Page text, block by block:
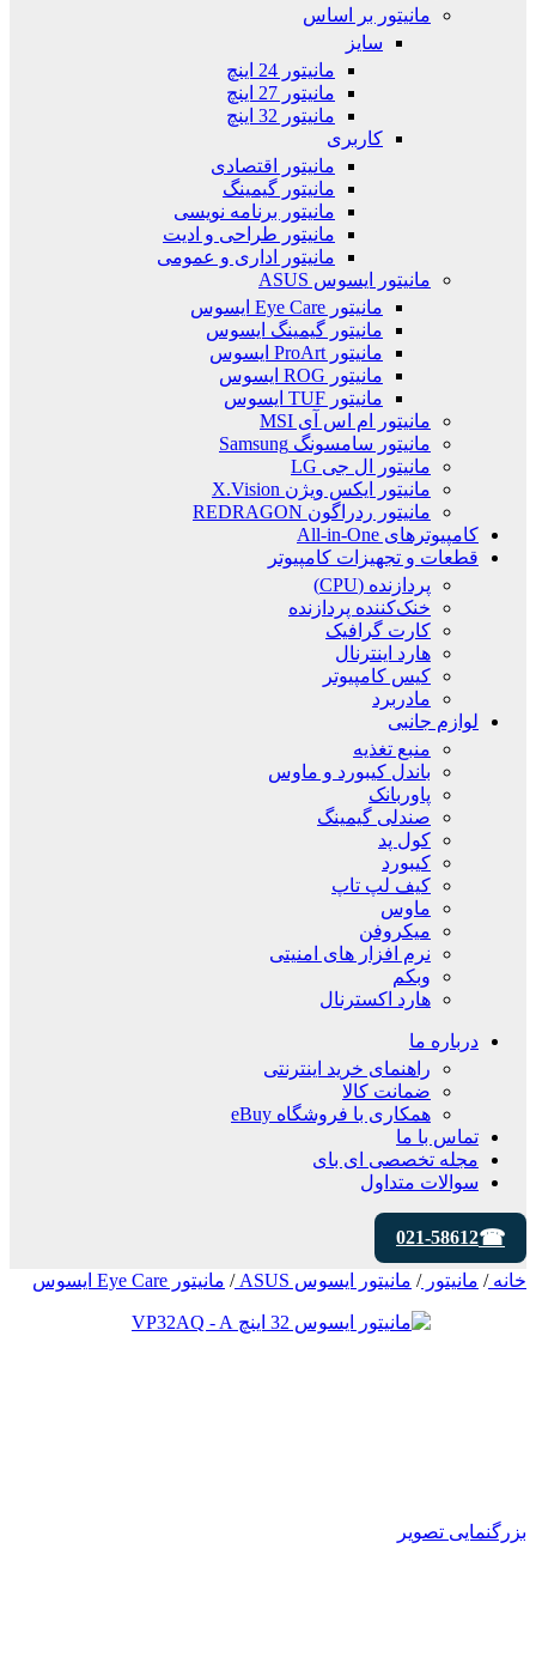
مانیتور بر اساس
سایز
مانیتور 24 اینچ
مانیتور 27 اینچ
مانیتور 32 اینچ
کاربری
مانیتور اقتصادی
مانیتور گیمینگ
مانیتور برنامه نویسی
مانیتور طراحی و ادیت
مانیتور اداری و عمومی
مانیتور ایسوس ASUS
مانیتور Eye Care ایسوس
مانیتور گیمینگ ایسوس
مانیتور ProArt ایسوس
مانیتور ROG ایسوس
مانیتور TUF ایسوس
مانیتور ام اس آی MSI
مانیتور سامسونگ Samsung
مانیتور ال جی LG
مانیتور ایکس ویژن X.Vision
مانیتور ردراگون REDRAGON
کامپیوترهای All-in-One
قطعات و تجهیزات کامپیوتر
پردازنده (CPU)
خنک‌کننده پردازنده
کارت گرافیک
هارد اینترنال
کیس کامپیوتر
مادربرد
لوازم جانبی
منبع تغذیه
باندل کیبورد و ماوس
پاوربانک
صندلی گیمینگ
کول پد
کیبورد
کیف لپ تاپ
ماوس
میکروفن
نرم افزار های امنیتی
وبکم
هارد اکسترنال
درباره ما
راهنمای خرید اینترنتی
ضمانت کالا
همکاری با فروشگاه eBuy
تماس با ما
مجله تخصصی ای‌ بای
سوالات متداول
021-58612
خانه/ مانیتور/ مانیتور ایسوس ASUS / مانیتور Eye Care ایسوس
بزرگنمایی تصویر